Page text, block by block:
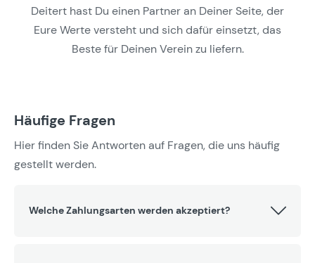
Deitert hast Du einen Partner an Deiner Seite, der
Eure Werte versteht und sich dafür einsetzt, das
Beste für Deinen Verein zu liefern.
Häufige Fragen
Hier finden Sie Antworten auf Fragen, die uns häufig
gestellt werden.
Welche Zahlungsarten werden akzeptiert?